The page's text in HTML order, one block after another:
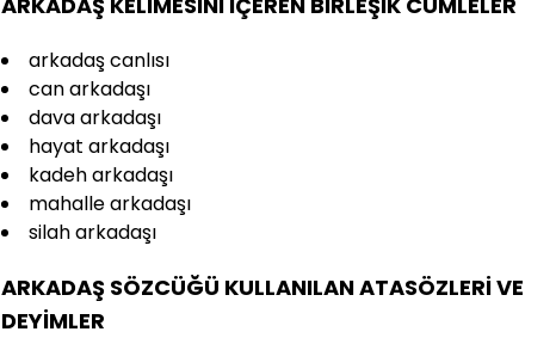
arkadaş canlısı
can arkadaşı
dava arkadaşı
hayat arkadaşı
kadeh arkadaşı
mahalle arkadaşı
silah arkadaşı
ARKADAŞ SÖZCÜĞÜ KULLANILAN ATASÖZLERİ VE
DEYİMLER